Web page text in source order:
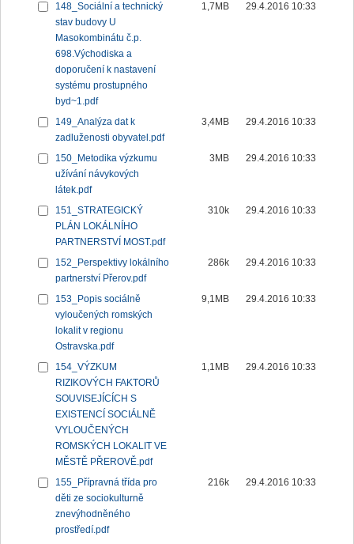
148_Sociální a technický
stav budovy U
Masokombinátu č.p.
698.Východiska a
doporučení k nastavení
systému prostupného
byd~1.pdf
1,7MB 29.4.2016 10:33
149_Analýza dat k
zadluženosti obyvatel.pdf
3,4MB 29.4.2016 10:33
150_Metodika výzkumu
užívání návykových
látek.pdf
3MB 29.4.2016 10:33
151_STRATEGICKÝ
PLÁN LOKÁLNÍHO
PARTNERSTVÍ MOST.pdf
310k 29.4.2016 10:33
152_Perspektivy lokálního
partnerství Přerov.pdf
286k 29.4.2016 10:33
153_Popis sociálně
vyloučených romských
lokalit v regionu
Ostravska.pdf
9,1MB 29.4.2016 10:33
154_VÝZKUM
RIZIKOVÝCH FAKTORŮ
SOUVISEJÍCÍCH S
EXISTENCÍ SOCIÁLNĚ
VYLOUČENÝCH
ROMSKÝCH LOKALIT VE
MĚSTĚ PŘEROVĚ.pdf
1,1MB 29.4.2016 10:33
155_Přípravná třída pro
děti ze sociokulturně
znevýhodněného
prostředí.pdf
216k 29.4.2016 10:33